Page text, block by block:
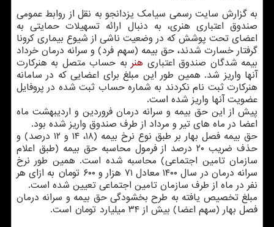
به گزارش سایت رسمی سیامک یزدانجو به نقل از روابط عمومی
صندوق اعتباری هنری، به دنبال ارائه تسهیلات حمایتی به
اعضای تحت پوشش که در وضعیت ناشی از شیوع بیماری کرونا
گرفتار خسارت شدند، حق بیمه (سهم فرد) و سرانه درمان خرداد
بیمه شدگان صندوق اعتباری هنربه حساب متصل به هنرکارت
آنها واریز شد. همین طور این مبلغ برای اعضایی که در سامانه
هنرکارت ثبت نام نکردند به شماره حساب ثبت شده در پروفایل
عضویت آنها واریز شده است.
پیش از این حق بیمه و سرانه درمان فروردین و اردیبهشت ماه
اعضا در ماه های تیر و مرداد از طرف صندوق واریز شده بود.
حق بیمه فصل بهار بر طبق نوع نرخ بیمه (۱۸، ۱۴ و ۱۲ درصد) و
حذف ضریب ۲۰ درصد از فرمول محاسبه حق بیمه (طبق اعلام
سازمان تامین اجتماعی) محاسبه شده است. همین طور نرخ
سرانه درمان در سال ۱۴۰۰ معادل ۷۱ هزار و ۶۰۰ تومان به ازای هر
نفر در ماه از طرف سازمان تامین اجتماعی تعیین شده است.
مبلغ تخصیص یافته به طرح بخشودگی حق بیمه و سرانه درمان
فصل بهار (سهم اعضا) بیش از ۳۴ میلیارد تومان است.